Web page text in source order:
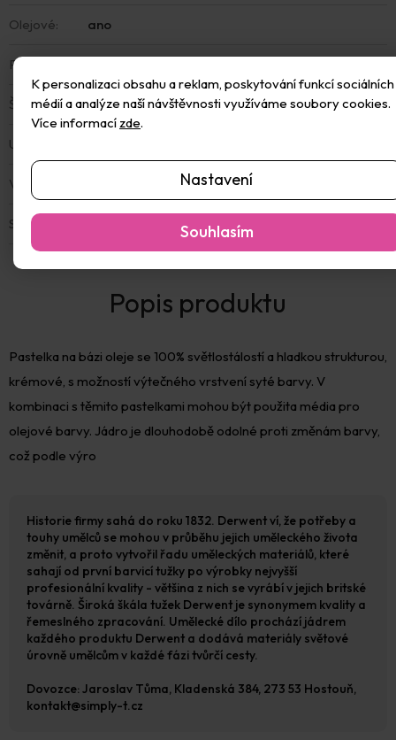
K personalizaci obsahu a reklam, poskytování funkcí sociálních
médií a analýze naší návštěvnosti využíváme soubory cookies.
Více informací zde.
Nastavení
Souhlasím
Pastelka na bázi oleje se 100% světlostálostí a hladkou strukturou,
krémové, s možností výtečného vrstvení syté barvy. V
kombinaci s těmito pastelkami mohou být použita média pro
olejové barvy. Jádro je dlouhodobě odolné proti změnám barvy,
což podle výro
Olejové: ano
Pomůcka
Školní: ne
Umělecké
Voskovky
Sada
Historie firmy sahá do roku 1832. Derwent ví, že potřeby a
touhy umělců se mohou v průběhu jejich uměleckého života
změnit, a proto vytvořil řadu uměleckých materiálů, které
sahají od první barvicí tužky po výrobky nejvyšší
profesionální kvality - většina z nich se vyrábí v jejich britské
továrně. Široká škála tužek Derwent je synonymem kvality a
řemeslného zpracování. Umělecké dílo prochází jádrem
každého produktu Derwent a dodává materiály světové
úrovně umělcům v každé fázi tvůrčí cesty.
Dovozce: Jaroslav Tůma, Kladenská 384, 273 53 Hostouň,
kontakt@simply-t.cz